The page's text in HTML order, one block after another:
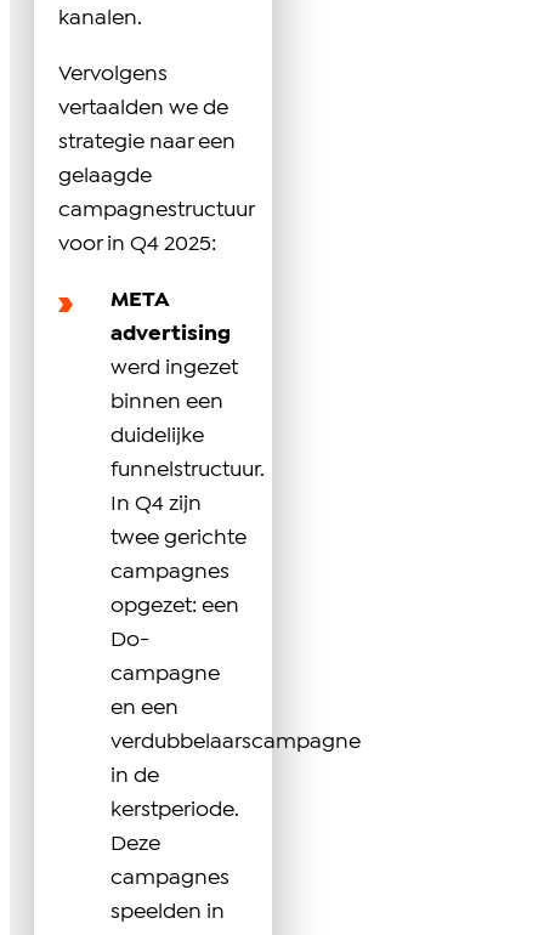
kanalen.
Vervolgens
vertaalden we de
strategie naar een
gelaagde
campagnestructuur
voor in Q4 2025:
META
advertising
werd ingezet
binnen een
duidelijke
funnelstructuur.
In Q4 zijn
twee gerichte
campagnes
opgezet: een
Do-
campagne
en een
verdubbelaarscampagne
in de
kerstperiode.
Deze
campagnes
speelden in